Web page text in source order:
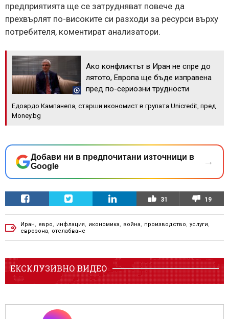
предприятията ще се затрудняват повече да
прехвърлят по-високите си разходи за ресурси върху
потребителя, коментират анализатори.
Ако конфликтът в Иран не спре до
лятото, Европа ще бъде изправена
пред по-сериозни трудности
Едоардо Кампанела, старши икономист в групата Unicredit, пред
Money.bg
Добави ни в предпочитани източници в
Google
→
31 19
Иран евро инфлация икономика война производство услуги
еврозона
отслабване
ЕКСКЛУЗИВНО ВИДЕО